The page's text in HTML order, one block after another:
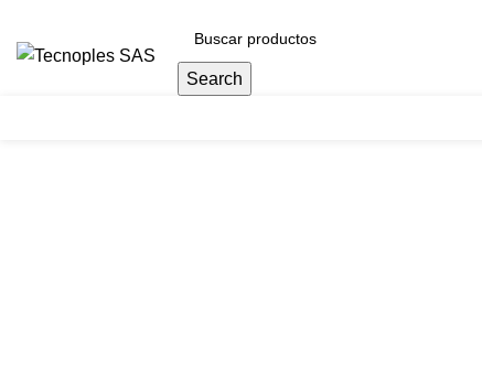
Search